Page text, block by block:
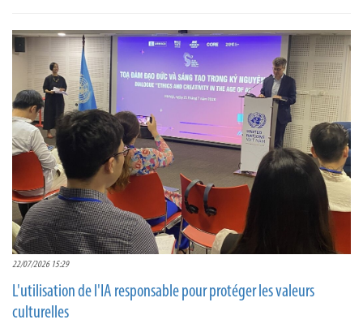
22/07/2026 15:29
L'utilisation de l'IA responsable pour protéger les valeurs
culturelles